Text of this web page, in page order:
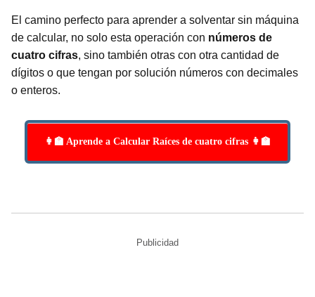
El camino perfecto para aprender a solventar sin máquina
de calcular, no solo esta operación con números de
cuatro cifras, sino también otras con otra cantidad de
dígitos o que tengan por solución números con decimales
o enteros.
👩‍🏫 Aprende a Calcular Raíces de cuatro cifras 👩‍🏫
Publicidad